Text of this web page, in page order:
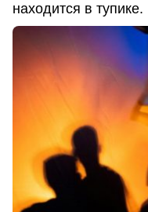
находится в тупике.